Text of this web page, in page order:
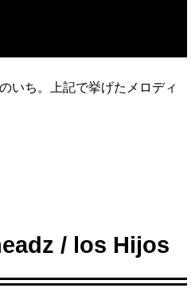
いち。上記で挙げたメロディ
/ los Hijos